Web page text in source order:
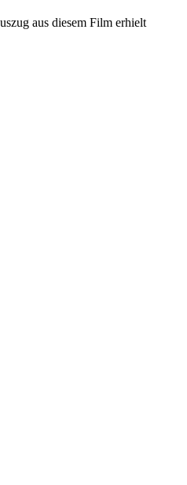
aus diesem Film erhielt